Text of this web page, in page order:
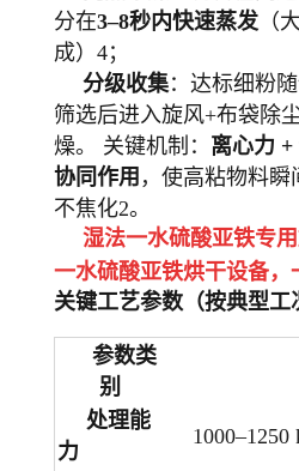
分在3–8秒内快速蒸发 （
成）4；
分级收集：达标细粉
筛选后进入旋风+布袋除
燥。
关键机制： 离心力
协同作用 ，使高粘物料瞬
不焦化2。
湿法一水硫酸亚铁专
一水硫酸亚铁烘干设备，
关键工艺参数（按典型工
参数类
别
处理能
力
1000–1250